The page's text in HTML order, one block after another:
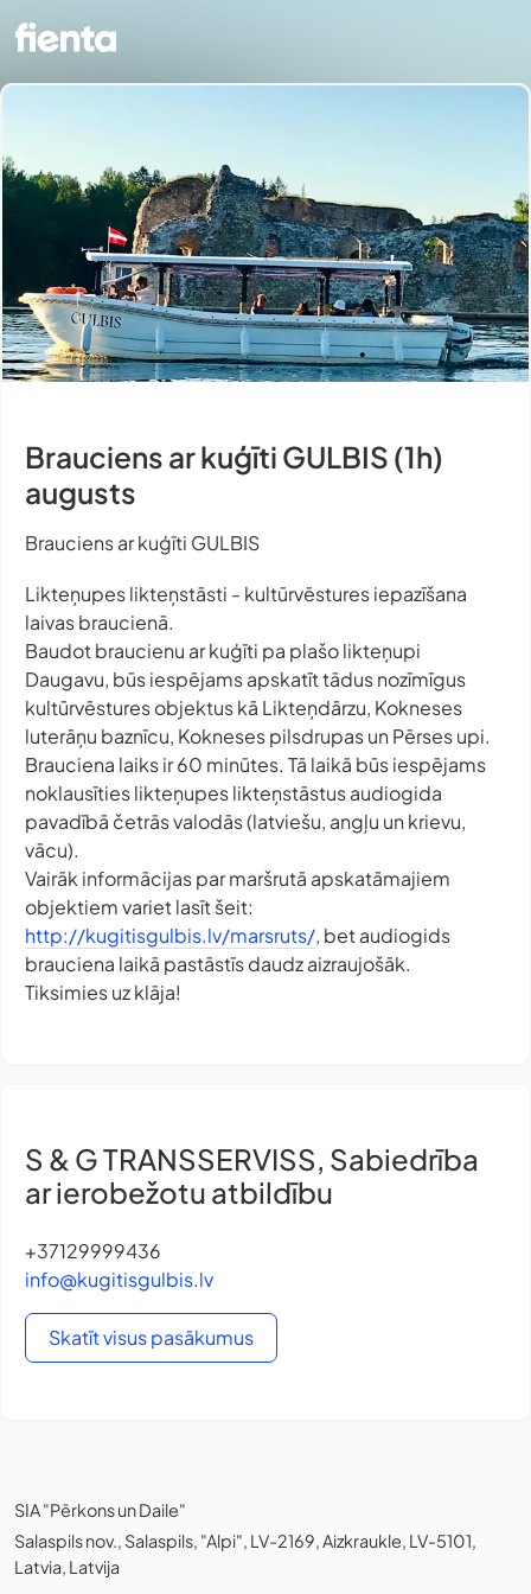
Brauciens ar kuģīti GULBIS (1h)
augusts
Brauciens ar kuģīti GULBIS
Likteņupes likteņstāsti - kultūrvēstures iepazīšana
laivas braucienā.
Baudot braucienu ar kuģīti pa plašo likteņupi
Daugavu, būs iespējams apskatīt tādus nozīmīgus
kultūrvēstures objektus kā Likteņdārzu, Kokneses
luterāņu baznīcu, Kokneses pilsdrupas un Pērses upi.
Brauciena laiks ir 60 minūtes. Tā laikā būs iespējams
noklausīties likteņupes likteņstāstus audiogida
pavadībā četrās valodās (latviešu, angļu un krievu,
vācu).
Vairāk informācijas par maršrutā apskatāmajiem
objektiem variet lasīt šeit:
http://kugitisgulbis.lv/marsruts/, bet audiogids
brauciena laikā pastāstīs daudz aizraujošāk.
Tiksimies uz klāja!
S & G TRANSSERVISS, Sabiedrība
ar ierobežotu atbildību
+37129999436
info@kugitisgulbis.lv
Skatīt visus pasākumus
SIA "Pērkons un Daile"
Salaspils nov., Salaspils, "Alpi", LV-2169, Aizkraukle, LV-5101,
Latvia, Latvija